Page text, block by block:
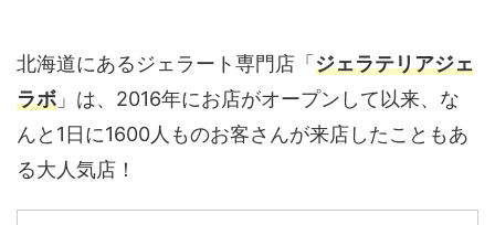
北海道にあるジェラート専門店「ジェラテリアジェ
ラボ 」は、2016年にお店がオープンして以来、な
んと1日に1600人ものお客さんが来店したこともあ
る大人気店！